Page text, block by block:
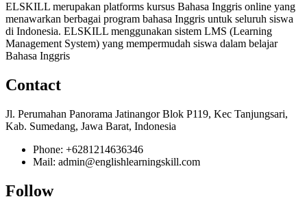
ELSKILL merupakan platforms kursus Bahasa Inggris online yang
menawarkan berbagai program bahasa Inggris untuk seluruh siswa
di Indonesia. ELSKILL menggunakan sistem LMS (Learning
Management System) yang mempermudah siswa dalam belajar
Bahasa Inggris
Contact
Jl. Perumahan Panorama Jatinangor Blok P119, Kec Tanjungsari,
Kab. Sumedang, Jawa Barat, Indonesia
Phone: +6281214636346
Mail: admin@englishlearningskill.com
Follow